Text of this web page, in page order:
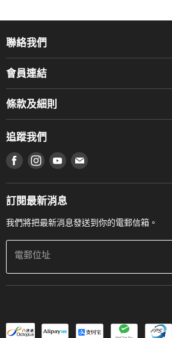
聯絡我們
服務部
通利工程
登記保養
產品序號查詢
聯絡我們
會員連結
香港管弦樂導師協會
條款及細則
使用條款及細則
私隱條款
門市購買產品及服務
追蹤我們
在 Facebook 上找到我們
在 Instagram 上找到我們
在 Youtube 上找到我們
在 電子郵件 上找到我們
訂閱最新消息
我們將把最新消息發送到你的電郵信箱。
電郵位址